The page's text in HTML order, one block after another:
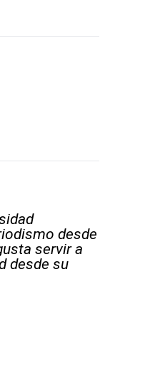
desde
servir a
desde su